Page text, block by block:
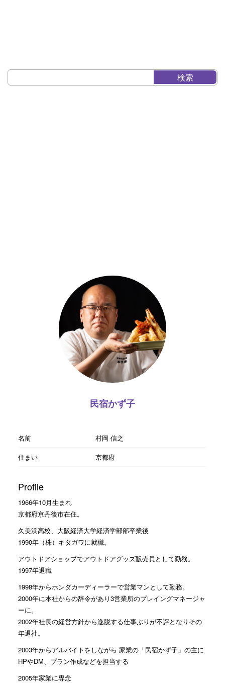
民宿かず子
名前
村岡 信之
住まい
京都府
Profile
1966年10月生まれ
京都府京丹後市在住。
久美浜高校、大阪経済大学経済学部部卒業後
1990年（株）キタガワに就職。
アウトドアショップでアウトドアグッズ販売員として勤務。
1997年退職
1998年からホンダカーディーラーで営業マンとして勤務。
2000年に本社からの辞令があり3営業所のプレイングマネージャ
ーに。
2002年社長の経営方針から逸脱する仕事ぶりが不評となりその
年退社。
2003年からアルバイトをしながら 家業の「民宿かず子」の主に
HPやDM、プラン作成などを担当する
2005年家業に専念